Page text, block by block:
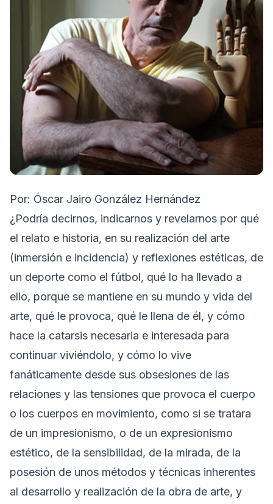
Por: Óscar Jairo González Hernández
¿Podría decirnos, indicarnos y revelarnos por qué
el relato e historia, en su realización del arte
(inmersión e incidencia) y reflexiones estéticas, de
un deporte como el fútbol, qué lo ha llevado a
ello, porque se mantiene en su mundo y vida del
arte, qué le provoca, qué le llena de él, y cómo
hace la catarsis necesaria e interesada para
continuar viviéndolo, y cómo lo vive
fanáticamente desde sus obsesiones de las
relaciones y las tensiones que provoca el cuerpo
o los cuerpos en movimiento, como si se tratara
de un impresionismo, o de un expresionismo
estético, de la sensibilidad, de la mirada, de la
posesión de unos métodos y técnicas inherentes
al desarrollo y realización de la obra de arte, y